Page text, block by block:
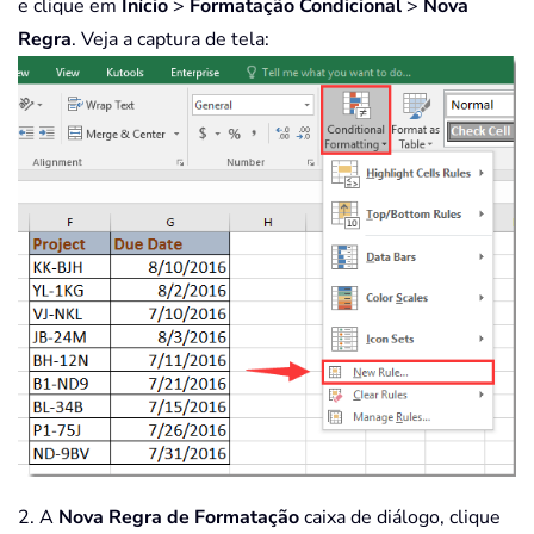
e clique em Início > Formatação Condicional > Nova
Regra. Veja a captura de tela:
2. A Nova Regra de Formataçãocaixa de diálogo, clique